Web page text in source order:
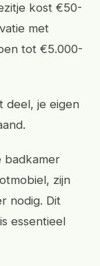
kost €50-
met
tot €5.000-
deel, je eigen
badkamer
zijn
nodig. Dit
essentieel